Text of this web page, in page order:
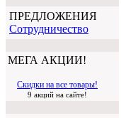
ПРЕДЛОЖЕНИЯ
Cотрудничество
МЕГА АКЦИИ!
Скидки на все товары!
9 акций на сайте!